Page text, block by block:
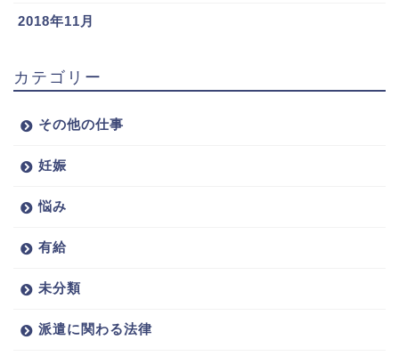
2018年11月
カテゴリー
その他の仕事
妊娠
悩み
有給
未分類
派遣に関わる法律